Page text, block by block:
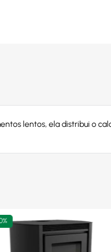
lentos, ela distribui o